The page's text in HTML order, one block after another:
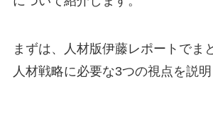
まずは、人材版伊藤レポートでま
人材戦略に必要な3つの視点を説明